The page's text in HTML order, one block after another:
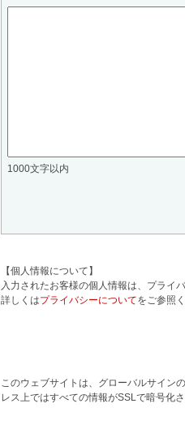
1000文字以内
【個人情報について】
入力されたお客様の個人情報は、プライ
詳しくはプライバシーについてをご参照
このウェブサイトは、グローバルサイン
レス上ではすべての情報がSSLで暗号化